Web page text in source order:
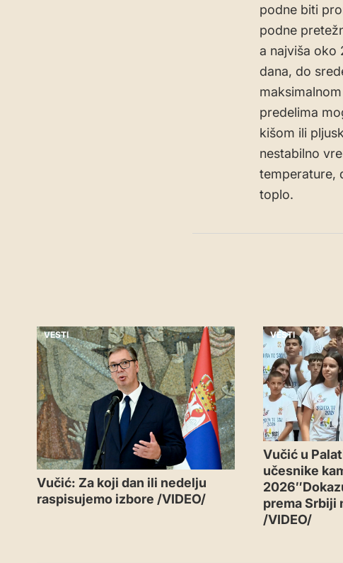
podne biti
podne
a najviša oko
dana, do
predelima
kišom ili
nestabilno
temperature,
toplo.
VESTI
Vučić: Za koji dan ili nedelju
raspisujemo izbore /VIDEO/
VESTI
Vučić u
učesnike
prema Srbiji
/VIDEO/